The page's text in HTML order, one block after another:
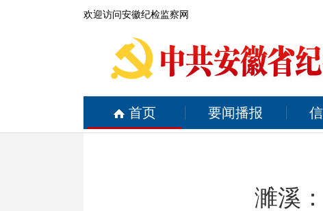
欢迎访问安徽纪检监察网
首页 要闻播报
濉溪